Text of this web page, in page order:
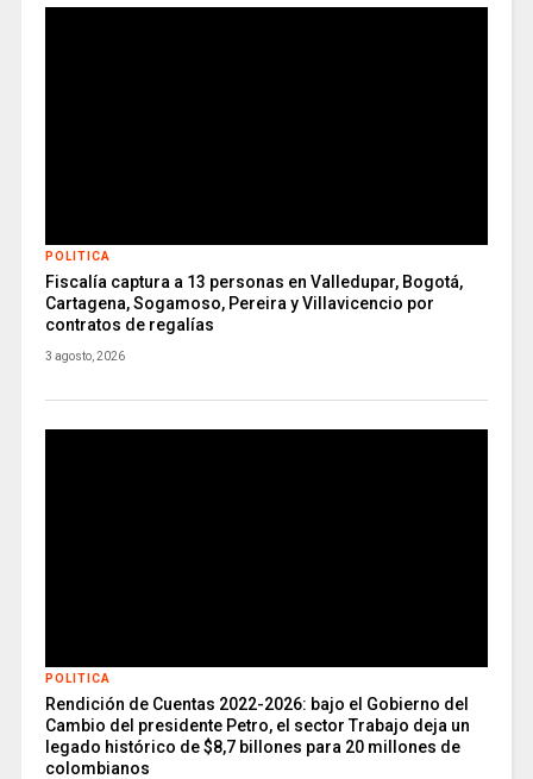
POLITICA
Fiscalía captura a 13 personas en Valledupar, Bogotá,
Cartagena, Sogamoso, Pereira y Villavicencio por
contratos de regalías
3 agosto, 2026
POLITICA
Rendición de Cuentas 2022-2026: bajo el Gobierno del
Cambio del presidente Petro, el sector Trabajo deja un
legado histórico de $8,7 billones para 20 millones de
colombianos